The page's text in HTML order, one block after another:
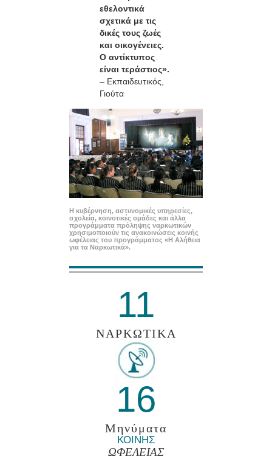
εθελοντικά
σχετικά με τις
δικές τους ζωές
και οικογένειες.
Ο αντίκτυπος
είναι τεράστιος».
– Εκπαιδευτικός,
Γιούτα
Η κυβέρνηση, αστυνομικές υπηρεσίες,
σχολεία, κοινοτικές ομάδες και άλλα
προγράμματα πρόληψης ναρκωτικών
χρησιμοποιούν τις ανακοινώσεις κοινής
ωφέλειας του προγράμματος «Η Αλήθεια
για τα Ναρκωτικά».
11
ΝΑΡΚΩΤΙΚΑ
16
Μηνύματα
ΚΟΙΝΗΣ
ΩΦΕΛΕΙΑΣ